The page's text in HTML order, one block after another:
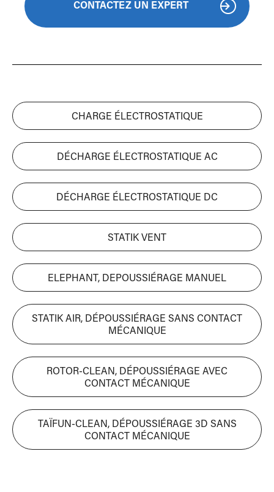
CONTACTEZ UN EXPERT
CHARGE ÉLECTROSTATIQUE
DÉCHARGE ÉLECTROSTATIQUE AC
DÉCHARGE ÉLECTROSTATIQUE DC
STATIK VENT
ELEPHANT, DEPOUSSIÉRAGE MANUEL
STATIK AIR, DÉPOUSSIÉRAGE SANS CONTACT
MÉCANIQUE
ROTOR-CLEAN, DÉPOUSSIÉRAGE AVEC
CONTACT MÉCANIQUE
TAÏFUN-CLEAN, DÉPOUSSIÉRAGE 3D SANS
CONTACT MÉCANIQUE